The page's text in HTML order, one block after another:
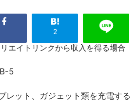
2
エイトリンクから収入を得る場合
レット、ガジェット類を充電する